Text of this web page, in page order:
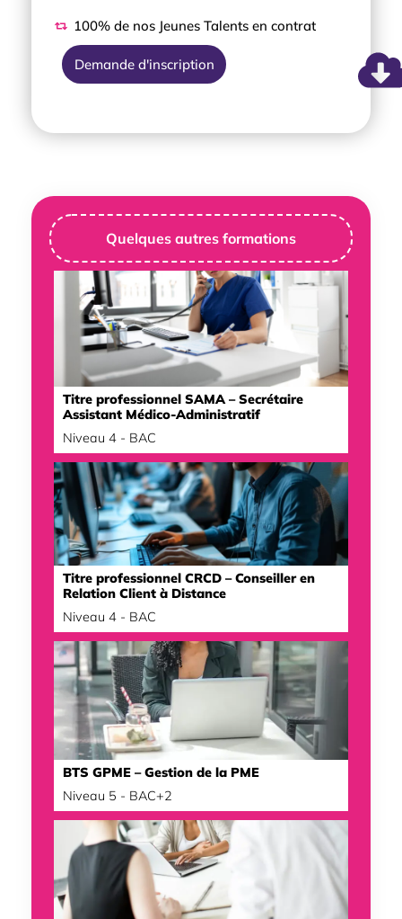
100% de nos Jeunes Talents en contrat
Demande d'inscription
Quelques autres formations
Titre professionnel SAMA – Secrétaire
Assistant Médico-Administratif
Niveau 4 - BAC
Titre professionnel CRCD – Conseiller en
Relation Client à Distance
Niveau 4 - BAC
BTS GPME – Gestion de la PME
Niveau 5 - BAC+2